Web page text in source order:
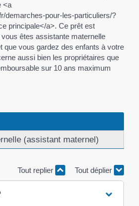
<a
demarches-pour-les-particuliers/?
principale</a>. Ce prêt est
êtes assistante maternelle
que vous gardez des enfants à votre
aussi bien les propriétaires que
sur 10 ans maximum
(assistant maternel)
Tout replier Tout déplier